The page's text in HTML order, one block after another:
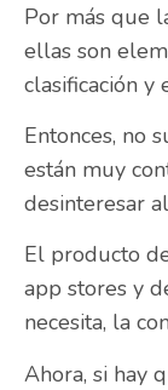
Por más que
ellas son
clasificación y
Entonces, no
están muy
desinteresar
El producto
app stores y
necesita, la
Ahora, si hay